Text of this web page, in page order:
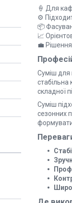
🍦 Для
⚙️
📦
📈
💼
Суміш для
складної
Суміш
сезонних